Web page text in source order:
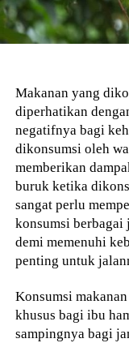
Makanan yang
diperhatikan
negatifnya bagi
dikonsumsi oleh
memberikan
buruk ketika
sangat perlu
konsumsi
demi memenuhi
penting untuk
Konsumsi
khusus bagi ibu
sampingnya bagi